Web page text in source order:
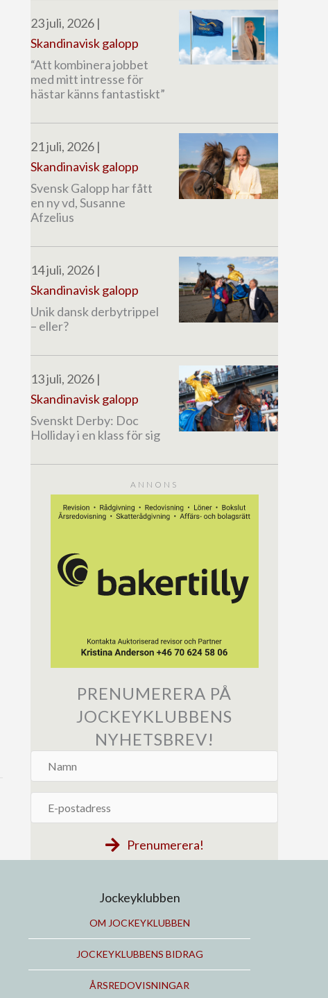
23 juli, 2026 |
Skandinavisk galopp
“Att kombinera jobbet
med mitt intresse för
hästar känns fantastiskt”
21 juli, 2026 |
Skandinavisk galopp
Svensk Galopp har fått
en ny vd, Susanne
Afzelius
14 juli, 2026 |
Skandinavisk galopp
Unik dansk derbytrippel
– eller?
13 juli, 2026 |
Skandinavisk galopp
Svenskt Derby: Doc
Holliday i en klass för sig
ANNONS
PRENUMERERA PÅ
JOCKEYKLUBBENS
NYHETSBREV!
Namn
postadress
Prenumerera!
Jockeyklubben
OM JOCKEYKLUBBEN
JOCKEYKLUBBENS BIDRAG
ÅRSREDOVISNINGAR